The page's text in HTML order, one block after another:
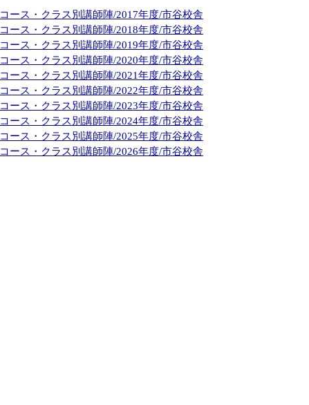
コース・クラス別講師陣/2017年度/市谷校舎
コース・クラス別講師陣/2018年度/市谷校舎
コース・クラス別講師陣/2019年度/市谷校舎
コース・クラス別講師陣/2020年度/市谷校舎
コース・クラス別講師陣/2021年度/市谷校舎
コース・クラス別講師陣/2022年度/市谷校舎
コース・クラス別講師陣/2023年度/市谷校舎
コース・クラス別講師陣/2024年度/市谷校舎
コース・クラス別講師陣/2025年度/市谷校舎
コース・クラス別講師陣/2026年度/市谷校舎